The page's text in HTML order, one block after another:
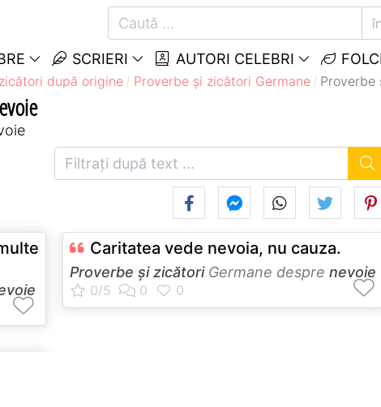
SCRIERI AUTORI CELEBRI
după origine Proverbe și zicători Germane Proverbe
Caritatea vede nevoia, nu cauza.
Proverbe și zicătoriGermane despre nevoie